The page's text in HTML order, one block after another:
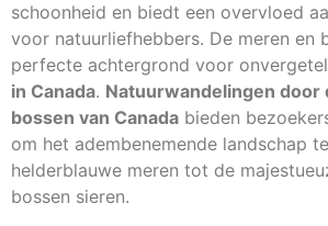
schoonheid en biedt een overvloed
voor natuurliefhebbers. De meren en
perfecte achtergrond voor
in Canada. Natuurwandelingen door
bossen van Canada bieden
om het adembenemende landschap
helderblauwe meren tot de
bossen sieren.